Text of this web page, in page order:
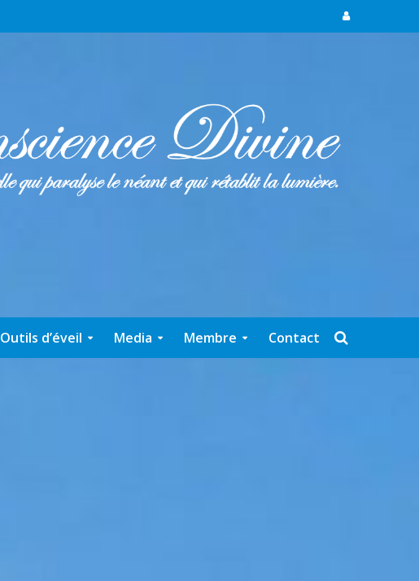
Outils d’éveil Media Membre Contact